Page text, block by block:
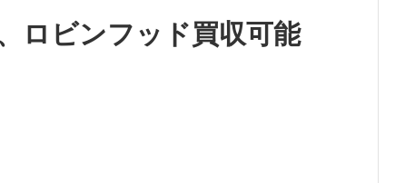
ロビンフッド買収可能